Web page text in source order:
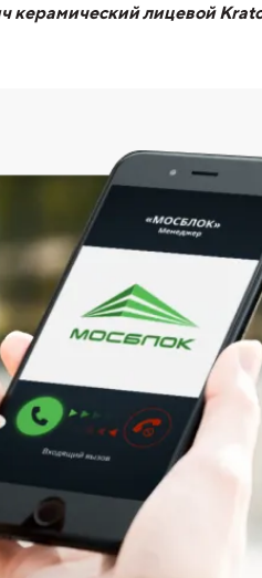
керамический лицевой